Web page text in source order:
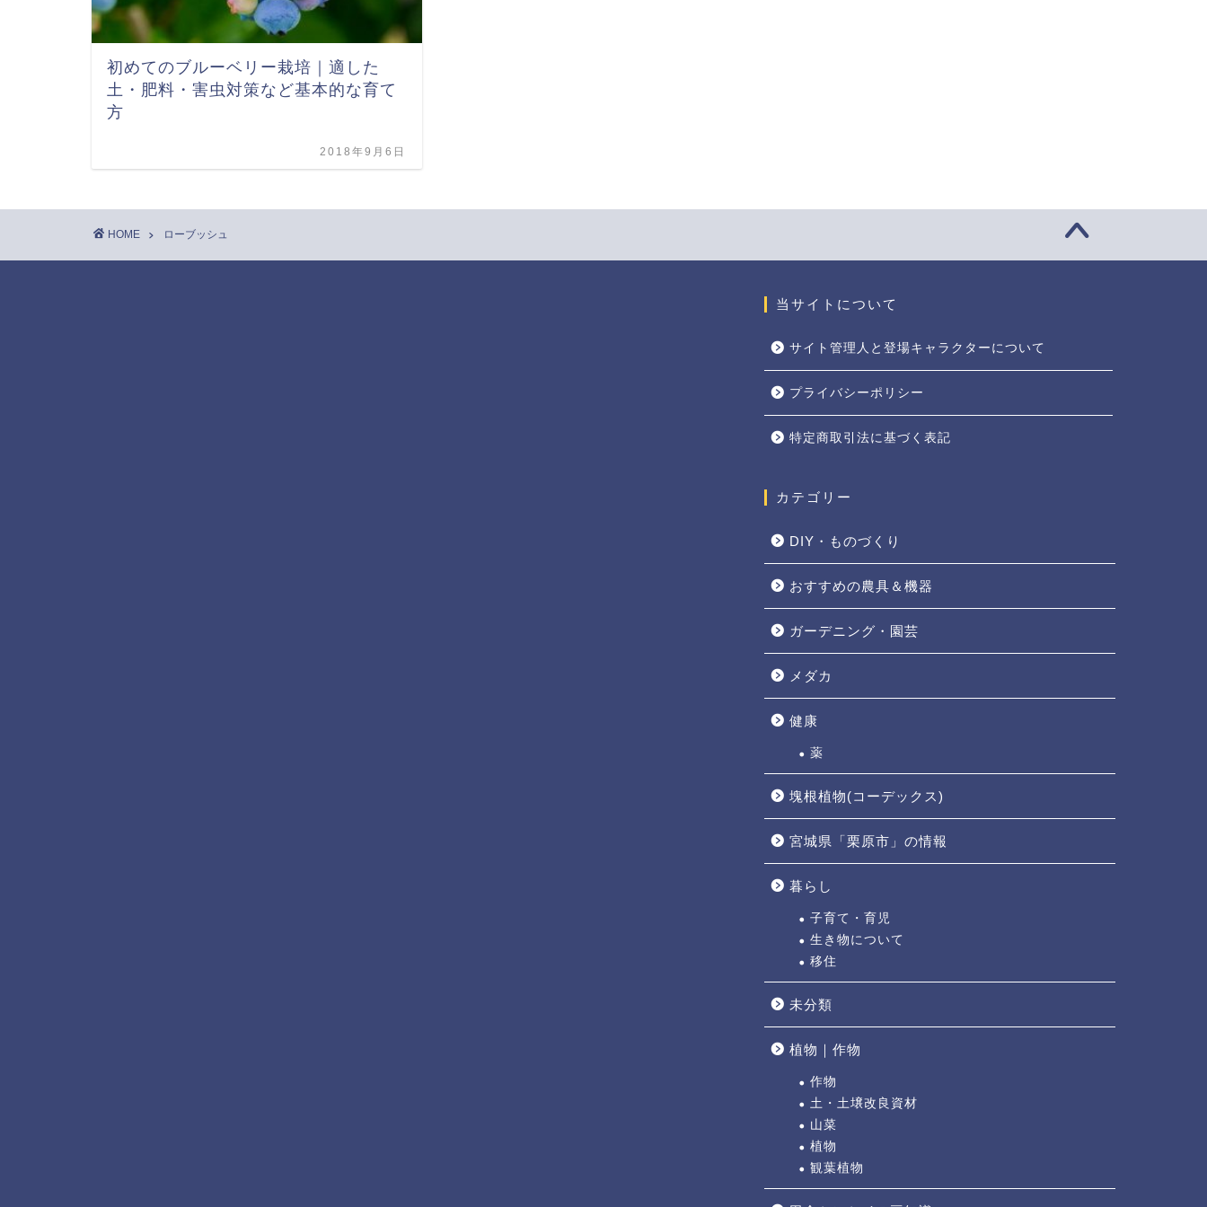
初めてのブルーベリー栽培｜適した
土・肥料・害虫対策など基本的な育て
方
2018年9月6日
HOME ローブッシュ
当サイトについて
サイト管理人と登場キャラクターについて
プライバシーポリシー
特定商取引法に基づく表記
カテゴリー
DIY・ものづくり
おすすめの農具＆機器
ガーデニング・園芸
メダカ
健康
薬
塊根植物(コーデックス)
宮城県「栗原市」の情報
暮らし
子育て・育児
生き物について
移住
未分類
植物｜作物
作物
土・土壌改良資材
山菜
植物
観葉植物